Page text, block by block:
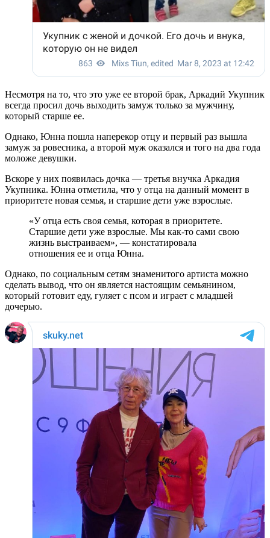
Несмотря на то, что это уже ее второй брак, Аркадий Укупник
всегда просил дочь выходить замуж только за мужчину,
который старше ее.
Однако, Юнна пошла наперекор отцу и первый раз вышла
замуж за ровесника, а второй муж оказался и того на два года
моложе девушки.
Вскоре у них появилась дочка — третья внучка Аркадия
Укупника. Юнна отметила, что у отца на данный момент в
приоритете новая семья, и старшие дети уже взрослые.
«У отца есть своя семья, которая в приоритете.
Старшие дети уже взрослые. Мы как-то сами свою
жизнь выстраиваем», — констатировала
отношения ее и отца Юнна.
Однако, по социальным сетям знаменитого артиста можно
сделать вывод, что он является настоящим семьянином,
который готовит еду, гуляет с псом и играет с младшей
дочерью.